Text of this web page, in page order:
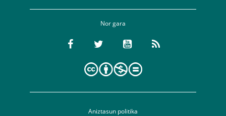
Nor gara
Aniztasun politika